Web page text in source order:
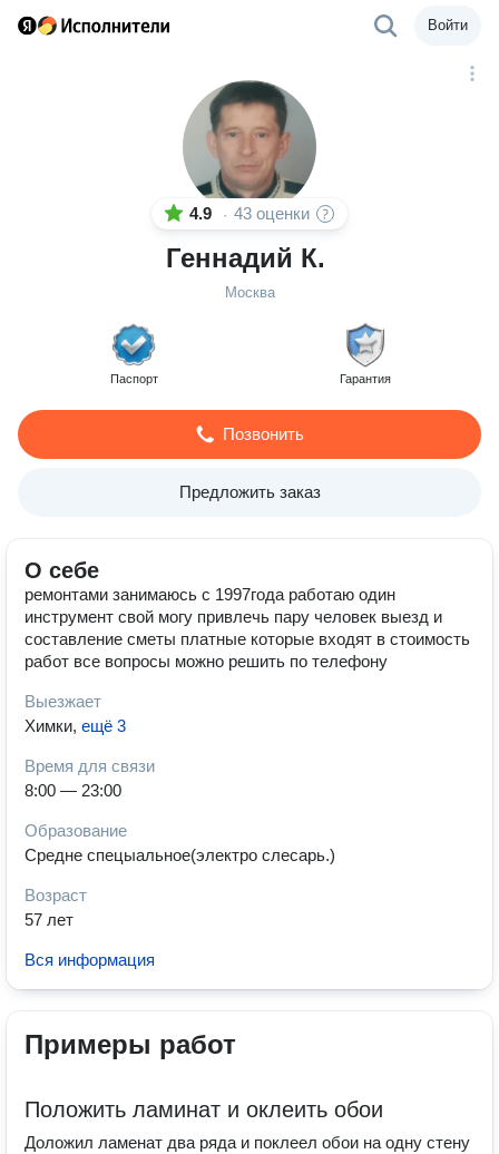
Войти
4.9 · 43 оценки
Геннадий К.
Москва
Паспорт Гарантия
Позвонить
Предложить заказ
О себе
ремонтами занимаюсь с 1997года работаю один
инструмент свой могу привлечь пару человек выезд и
составление сметы платные которые входят в стоимость
работ все вопросы можно решить по телефону
Выезжает
Химки, ещё 3
Время для связи
8:00 — 23:00
Образование
Средне спецыальное(электро слесарь.)
Возраст
57 лет
Вся информация
Примеры работ
Положить ламинат и оклеить обои
Доложил ламенат два ряда и поклеел обои на одну стену